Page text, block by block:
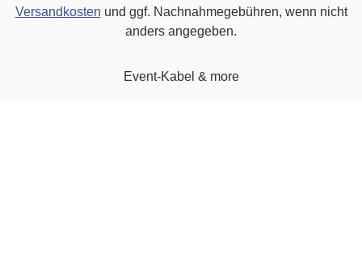
Versandkosten und ggf. Nachnahmegebühren, wenn nicht
anders angegeben.
Event-Kabel & more